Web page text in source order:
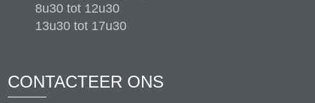
8u30 tot 12u30
13u30 tot 17u30
CONTACTEER ONS